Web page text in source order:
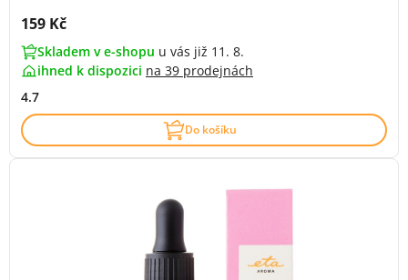
Cena s DPH:
159 Kč
Skladem v e-shopu u vás již 11. 8.
ihned k dispozici na 39 prodejnách
4.7
Do košíku